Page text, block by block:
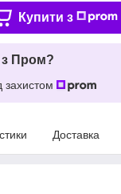
Купити з
з Пром?
захистом
Доставка